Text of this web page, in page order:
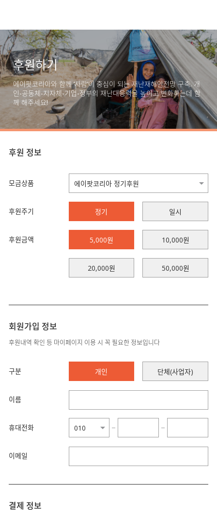
후원하기
에이팟코리아와 함께 ‘사람’이 중심이 되는 재난재해안전망 구축. 개
인-공동체-지자체-기업-정부의 재난대응력을 높이고 변화하는데 함
께 해주세요!
후원 정보
모금상품
후원주기 정기 일시
후원금액 5,000원 10,000원
20,000원 50,000원
회원가입 정보
후원내역 확인 등 마이페이지 이용 시 꼭 필요한 정보입니다
구분 개인 단체(사업자)
이름
휴대전화 − −
이메일
결제 정보